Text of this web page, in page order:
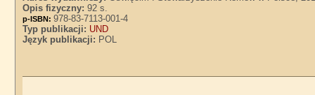
Opis fizyczny:92 s.
p-ISBN:978-83-7113-001-4
Typ publikacji: UND
Język publikacji: POL